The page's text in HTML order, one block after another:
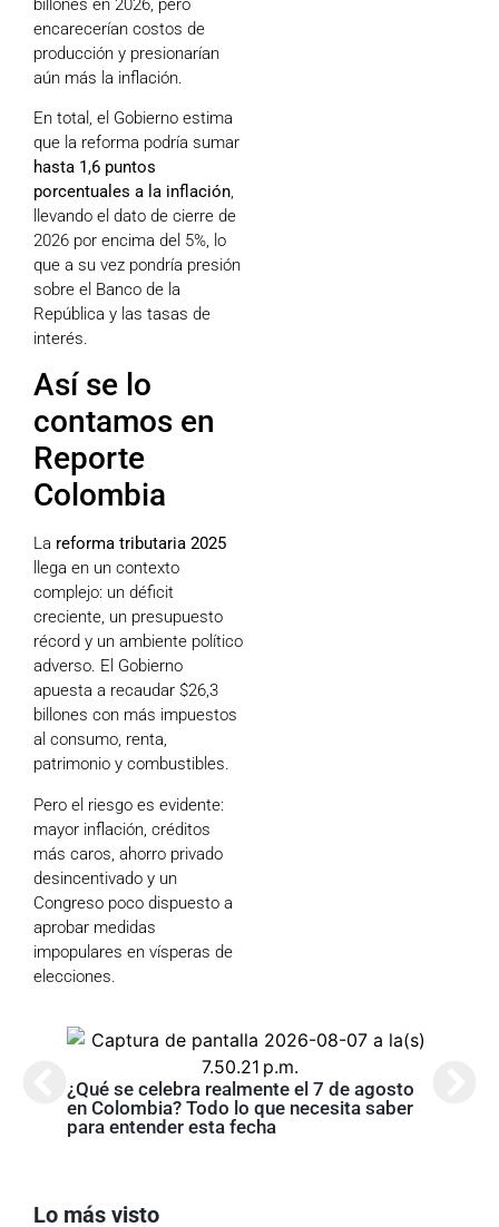
billones en 2026, pero
encarecerían costos de
producción y presionarían
aún más la inflación.
En total, el Gobierno estima
que la reforma podría sumar
hasta 1,6 puntos
porcentuales a la inflación,
llevando el dato de cierre de
2026 por encima del 5%, lo
que a su vez pondría presión
sobre el Banco de la
República y las tasas de
interés.
Así se lo
contamos en
Reporte
Colombia
La reforma tributaria 2025
llega en un contexto
complejo: un déficit
creciente, un presupuesto
récord y un ambiente político
adverso. El Gobierno
apuesta a recaudar $26,3
billones con más impuestos
al consumo, renta,
patrimonio y combustibles.
Pero el riesgo es evidente:
mayor inflación, créditos
más caros, ahorro privado
desincentivado y un
Congreso poco dispuesto a
aprobar medidas
impopulares en vísperas de
elecciones.
¿Qué se celebra realmente el 7 de agosto
en Colombia? Todo lo que necesita saber
para entender esta fecha
Lo más visto